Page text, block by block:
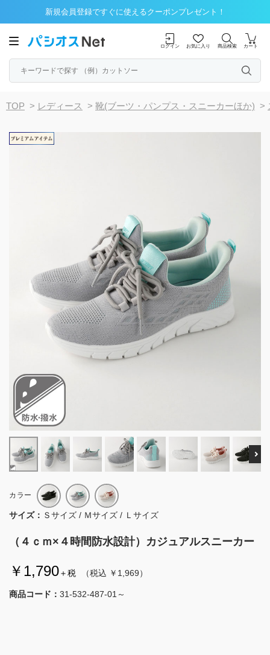
新規会員登録ですぐに使えるクーポンプレゼント！
ログイン お気に入り 商品検索 カート
TOP > レディース > 靴(ブーツ・パンプス・スニーカーほか) >
（４ｃｍ×４時間防水設計）カジュアルスニーカー
￥1,790＋税 （税込 ￥1,969）
商品コード： 31-532-487-01～
カラー
サイズ： Ｓサイズ / Ｍサイズ / Ｌサイズ